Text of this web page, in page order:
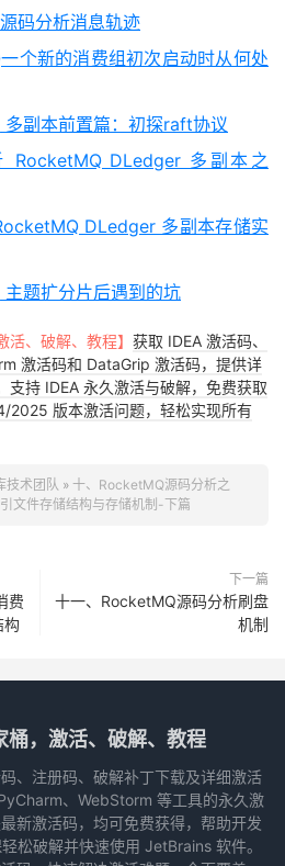
码分析消息轨迹
个新的消费组初次启动时从何处
副本前置篇：初探raft协议
RocketMQ DLedger 多副本之
DLedger 多副本存储实
题扩分片后遇到的坑
活、破解、教程】 获取 IDEA 激活码、
激活码和 DataGrip 激活码，提供详
支持 IDEA 永久激活与破解，免费获取
2025 版本激活问题，轻松实现所有
技术团队 » 十、RocketMQ源码分析之
文件存储结构与存储机制-下篇
费
构
下一篇
十一、RocketMQ源码分析刷盘
机制
，激活、破解、教程
、注册码、破解补丁下载及详细激活
、WebStorm 等工具的永久激
新激活码，均可免费获得，帮助开发
松破解并快速使用 JetBrains 软件。